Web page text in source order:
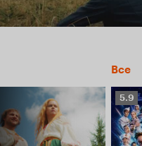
Все
5.9
5.9